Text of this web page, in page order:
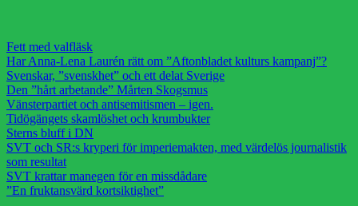
Fett med valfläsk
Har Anna-Lena Laurén rätt om ”Aftonbladet kulturs kampanj”?
Svenskar, ”svenskhet” och ett delat Sverige
Den ”hårt arbetande” Mårten Skogsmus
Vänsterpartiet och antisemitismen – igen.
Tidögängets skamlöshet och krumbukter
Sterns bluff i DN
SVT och SR:s kryperi för imperiemakten, med värdelös journalistik
som resultat
SVT krattar manegen för en missdådare
”En fruktansvärd kortsiktighet”